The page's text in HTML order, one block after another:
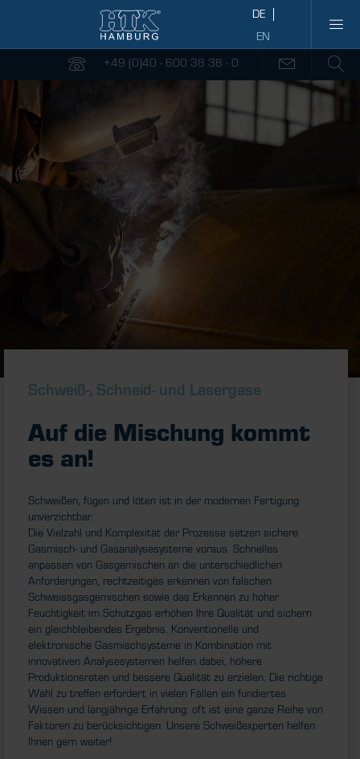
+49 (0)40 - 600 38 38 - 0
Schweiß-, Schneid- und Lasergase
Auf die Mischung kommt
es an!
Schweißen, fügen und löten ist in der modernen Fertigung
unverzichtbar.
Die Vielzahl und Komplexität der Prozesse setzen sichere
Gasmisch- und Gasanalysesysteme voraus. Schnelles
anpassen von Gasgemischen an die unterschiedlichen
Anforderungen, rechtzeitiges erkennen von falschen
Schweissgasgemischen sowie das Erkennen zu hoher
Feuchtigkeit im Schutzgas erhöhen Ihre Qualität und sichern
ein gleichbleibendes Ergebnis. Konventionelle und
elektronische Gasmischsysteme in Kombination mit
innovativen Analysesystemen helfen dabei, höhere
Produktionsraten und bessere Qualität zu erzielen. Die richtige
Wahl zu treffen erfordert in vielen Fällen ein fundiertes
Wissen und langjährige Erfahrung: oft ist eine ganze Reihe von
Faktoren zu berücksichtigen. Unsere Schweißexperten helfen
Ihnen gern weiter!